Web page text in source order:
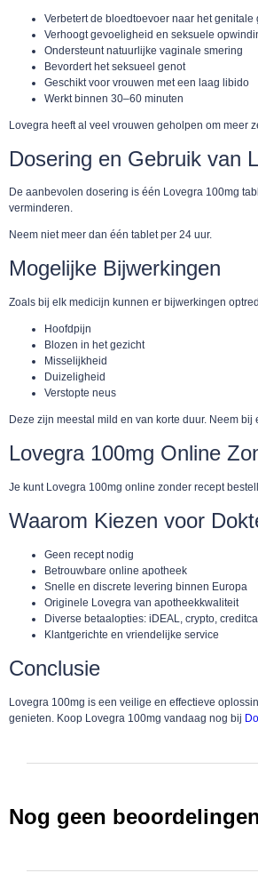
Verbetert de bloedtoevoer naar het genitale
Verhoogt gevoeligheid en seksuele
Ondersteunt natuurlijke vaginale smering
Bevordert het seksueel genot
Geschikt voor vrouwen met een laag libido
Werkt binnen 30–60 minuten
Lovegra heeft al veel vrouwen geholpen om meer
Dosering en Gebruik van
De aanbevolen dosering is één Lovegra 100mg
verminderen.
Neem niet meer dan één tablet per 24 uur.
Mogelijke Bijwerkingen
Zoals bij elk medicijn kunnen er bijwerkingen
Hoofdpijn
Blozen in het gezicht
Misselijkheid
Duizeligheid
Verstopte neus
Deze zijn meestal mild en van korte duur. Neem
Lovegra 100mg Online
Je kunt Lovegra 100mg online zonder recept
Waarom Kiezen voor
Geen recept nodig
Betrouwbare online apotheek
Snelle en discrete levering binnen Europa
Originele Lovegra van apotheekkwaliteit
Diverse betaalopties: iDEAL, crypto,
Klantgerichte en vriendelijke service
Conclusie
Lovegra 100mg is een veilige en effectieve
genieten. Koop Lovegra 100mg vandaag nog bij
Nog geen